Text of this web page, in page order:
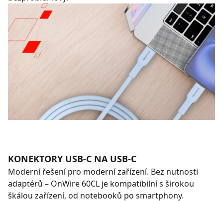
KONEKTORY USB-C NA USB-C
Moderní řešení pro moderní zařízení. Bez nutnosti
adaptérů – OnWire 60CL je kompatibilní s širokou
škálou zařízení, od notebooků po smartphony.